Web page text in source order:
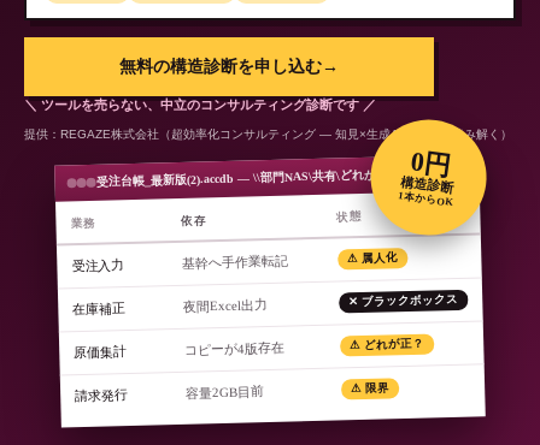
無料の構造診断を申し込む→
＼ ツールを売らない、中立のコンサルティング診断です ／
提供：REGAZE株式会社（超効率化コンサルティング — 知見×生成AIでEUCを読み解く）
受注台帳_最新版(2).accdb — \\部門NAS\共有\どれが正？
業務 依存 状態
受注入力 基幹へ手作業転記 ⚠ 属人化
在庫補正 夜間Excel出力 ✕ ブラックボックス
原価集計 コピーが4版存在 ⚠ どれが正？
請求発行 容量2GB目前 ⚠ 限界
0円
構造診断
1本からOK